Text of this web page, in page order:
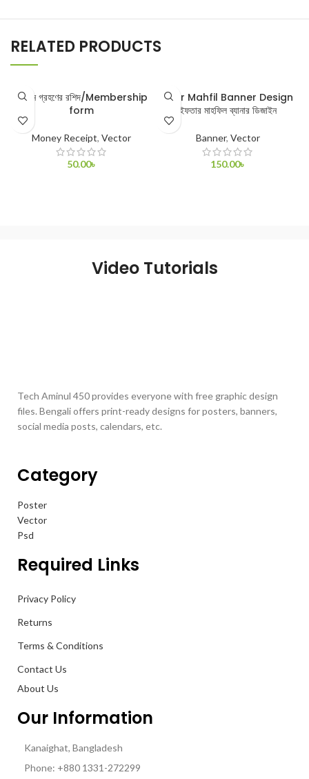
RELATED PRODUCTS
অনুদান গ্রহণের রশিদ/Membership
form
Money Receipt, Vector
50.00৳
Iftar Mahfil Banner Design
ইফতার মাহফিল ব্যানার ডিজাইন
Banner, Vector
150.00৳
Video Tutorials
Tech Aminul 450 provides everyone with free graphic design
files. Bengali offers print-ready designs for posters, banners,
social media posts, calendars, etc.
Category
Poster
Vector
Psd
Required Links
Privacy Policy
Returns
Terms & Conditions
Contact Us
About Us
Our Information
Kanaighat, Bangladesh
Phone: +880 1331-272299